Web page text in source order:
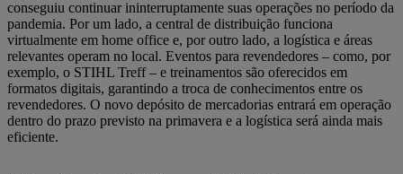
conseguiu continuar ininterruptamente suas operações no período da
pandemia. Por um lado, a central de distribuição funciona
virtualmente em home office e, por outro lado, a logística e áreas
relevantes operam no local. Eventos para revendedores – como, por
exemplo, o STIHL Treff – e treinamentos são oferecidos em
formatos digitais, garantindo a troca de conhecimentos entre os
revendedores. O novo depósito de mercadorias entrará em operação
dentro do prazo previsto na primavera e a logística será ainda mais
eficiente.